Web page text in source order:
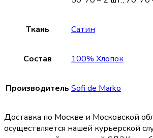
Ткань Сатин
Состав 100% Хлопок
Производитель Sofi de Marko
Доставка по Москве и Московской
осуществляется нашей курьерской